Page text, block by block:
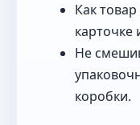
Как
карточке
Не
коробки.